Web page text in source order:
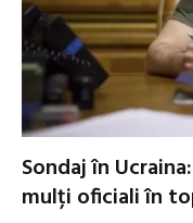
Sondaj în
mulți oficiali în